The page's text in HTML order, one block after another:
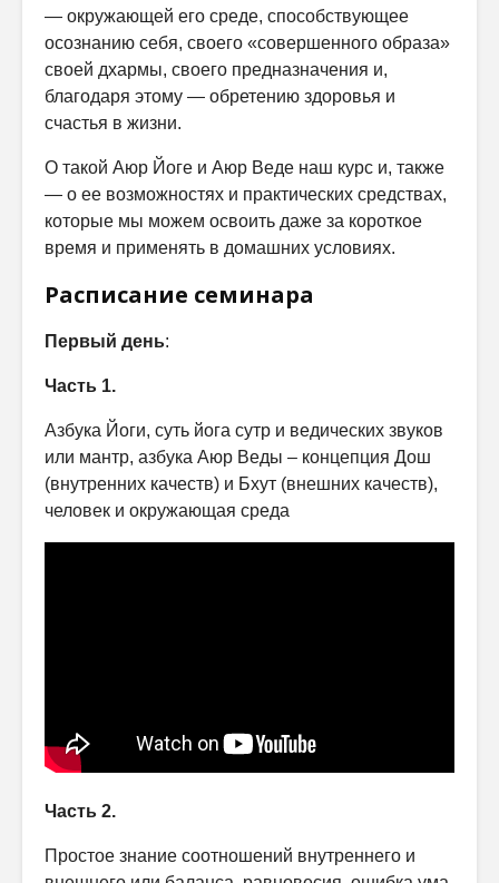
— окружающей его среде, способствующее
осознанию себя, своего «совершенного образа»
своей дхармы, своего предназначения и,
благодаря этому — обретению здоровья и
счастья в жизни.
О такой Аюр Йоге и Аюр Веде наш курс и, также
— о ее возможностях и практических средствах,
которые мы можем освоить даже за короткое
время и применять в домашних условиях.
Расписание семинара
Первый день:
Часть 1.
Азбука Йоги, суть йога сутр и ведических звуков
или мантр, азбука Аюр Веды – концепция Дош
(внутренних качеств) и Бхут (внешних качеств),
человек и окружающая среда
Часть 2.
Простое знание соотношений внутреннего и